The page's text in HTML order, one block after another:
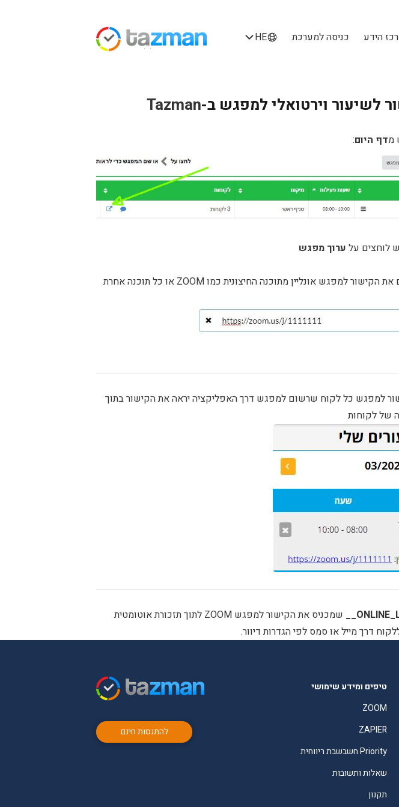
הידע כניסה למערכת HE
לשיעור וירטואלי למפגש ב-Tazman
דף היום:
ערוך מפגש
למפגש כל לקוח שרשום למפגש דרך האפליקציה יראה את הקישור בתוך
של לקוחות
שמכניס את הקישור למפגש ZOOM לתוך תזכורת אוטומטית
דרך מייל או סמס לפי הגדרות דיוור.
טיפים ומידע שימושי
ZOOM
ZAPIER
Priority חשבשבת ריווחית
שאלות ותשובות
תקנון
להתנסות חינם